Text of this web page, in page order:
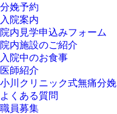
分娩予約
入院案内
院内見学申込みフォーム
院内施設のご紹介
入院中のお食事
医師紹介
小川クリニック式無痛分娩
よくある質問
職員募集